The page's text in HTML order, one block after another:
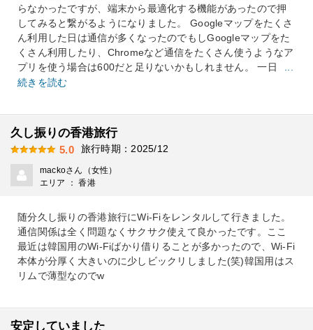
らなかったですが、端末から最適化する機能があったので押
してみると繋がるようになりました。 Googleマップをたくさ
ん利用した日は通信が多くなったのでもしGoogleマップをた
くさん利用したり、Chromeなど通信をたくさん使うようなア
プリを使う場合は600だと足りないかもしれません。 一日
...
続きを読む
久し振りの香港旅行
5.0 旅行時期：2025/12
mackoさん（女性）
エリア ： 香港
随分久し振りの香港旅行にWi-Fiをレンタルして行きました。
通信関係は全く問題なくサクサク使えて良かったです。ここ
最近は韓国用のWi-Fiばかり借りることが多かったので、Wi-Fi
本体が分厚く大きいのに少しビックリしました(笑)韓国用はス
リムで薄型なのでw
安定していました